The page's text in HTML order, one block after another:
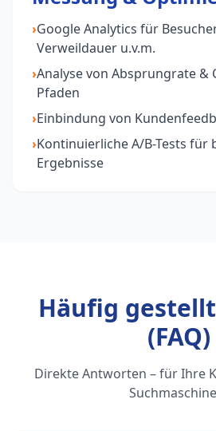
›Google Analytics für
Verweildauer u.v.m.
›Analyse von Absprungrate &
Pfaden
›Einbindung von
›Kontinuierliche A/B-Tests für
Ergebnisse
Häufig
(FAQ)
Direkte Antworten – für Ihre